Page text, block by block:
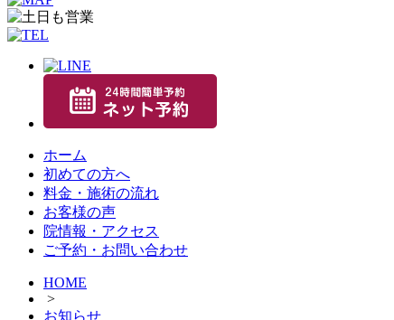
ホーム
初めての方へ
料金・施術の流れ
お客様の声
院情報・アクセス
ご予約・お問い合わせ
HOME
>
お知らせ